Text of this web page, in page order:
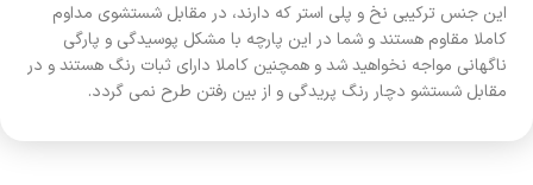
این جنس ترکیبی نخ و پلی استر که دارند، در مقابل شستشوی مداوم
کاملا مقاوم هستند و شما در این پارچه با مشکل پوسیدگی و پارگی
ناگهانی مواجه نخواهید شد و همچنین کاملا دارای ثبات رنگ هستند و در
مقابل شستشو دچار رنگ پریدگی و از بین رفتن طرح نمی گردد.